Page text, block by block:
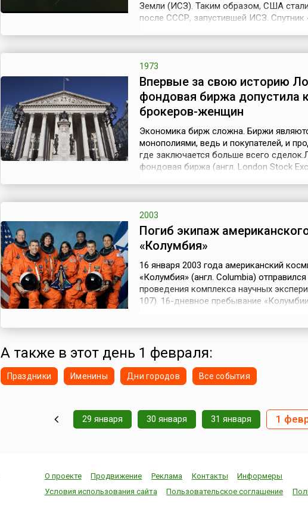
Земли (ИСЗ). Таким образом, США
после СССР, запустившей ИСЗ. Спутник
носителем «Юпитер-С». На нем были
для измерения внутр...
1973
Впервые за свою историю
фондовая биржа допустила
брокеров-женщин
Экономика бирж сложна. Биржи
монополиями, ведь и покупателей, и
где заключается больше всего
фондовая биржа (англ. London Stock
сама является акционерным
же и обращаются. Это одна из ...
2003
Погиб экипаж
«Колумбия»
16 января 2003 года американский
«Колумбия» (англ. Columbia)
проведения комплекса научных
107). 16-дневное пребывание
состояния невесомости на ф...
А также в этот день 1 февраля:
Праздники Именины Дни городов Все события
29 января 30 января 31 января 1
О проекте Продвижение Реклама Контакты
Информеры
Условия использования сайта
Пользовательское соглашение